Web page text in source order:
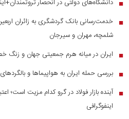
■ دانشگاه‌های دولتی در انحصار
■
شلمچه، مهران و سیرجان
■ ایران در میانه هرم جمعیتی جهان و زنگ
■ بررسی حمله ایران به هواپیماها و
■ آینده بازار فولاد در گرو کدام مزیت است؛
اینفوگرافی